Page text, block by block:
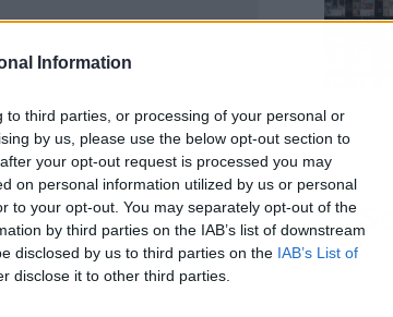
Information
third parties, or processing of your personal or
by us, please use the below opt-out section to
your opt-out request is processed you may
on personal information utilized by us or personal
to your opt-out. You may separately opt-out of the
by third parties on the IAB’s list of downstream
disclosed by us to third parties on the IAB’s List of
disclose it to other third parties.